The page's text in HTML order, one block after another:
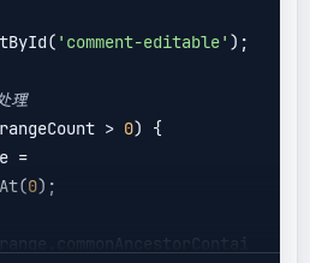
'comment-editable' );
理
> 0) {
=
0);